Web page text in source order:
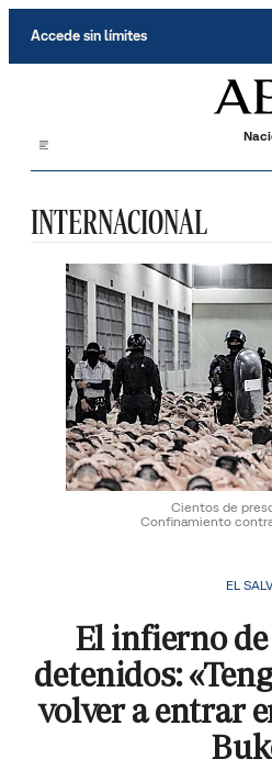
Accede sin límites
INTERNACIONAL
Cientos de
Confinamiento contra
EL
El infierno
detenidos:
volver a entrar